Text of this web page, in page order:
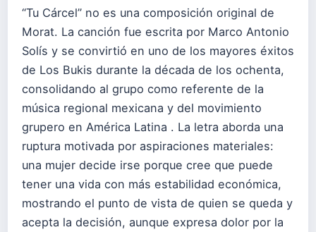
“Tu Cárcel” no es una composición original de
Morat. La canción fue escrita por Marco Antonio
Solís y se convirtió en uno de los mayores éxitos
de Los Bukis durante la década de los ochenta,
consolidando al grupo como referente de la
música regional mexicana y del movimiento
grupero en América Latina . La letra aborda una
ruptura motivada por aspiraciones materiales:
una mujer decide irse porque cree que puede
tener una vida con más estabilidad económica,
mostrando el punto de vista de quien se queda y
acepta la decisión, aunque expresa dolor por la